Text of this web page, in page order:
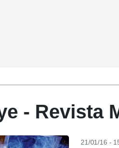
- Revista
21/01/16 -